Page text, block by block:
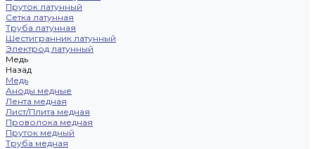
Пруток латунный
Сетка латунная
Труба латунная
Шестигранник латунный
Электрод латунный
Медь
Назад
Медь
Аноды медные
Лента медная
Лист/Плита медная
Проволока медная
Пруток медный
Труба медная